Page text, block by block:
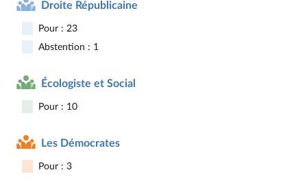
Droite Républicaine
Pour : 23
Abstention : 1
Écologiste et Social
Pour : 10
Les Démocrates
Pour : 3